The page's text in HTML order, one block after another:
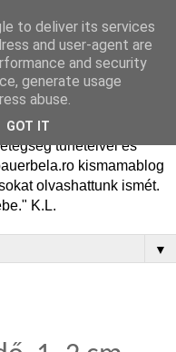
főorvos, 50 éves
tüneteivel és
kismamablog
olvashattunk ismét.
K.L.
▼
to deliver its services
and user-agent are
and security
generate usage
abuse.
GOT IT